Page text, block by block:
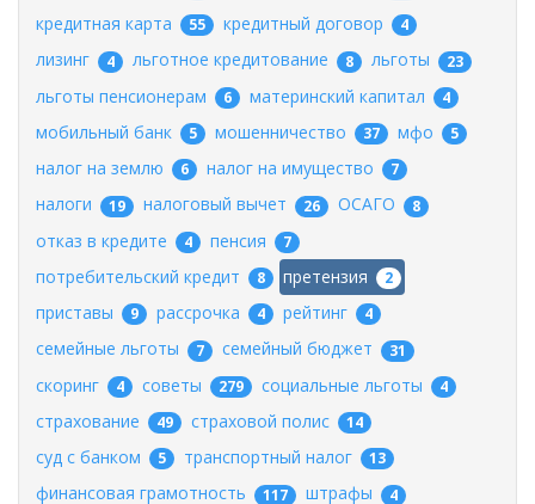
кредитная карта 55 кредитный договор 4
лизинг 4 льготное кредитование 8 льготы 23
льготы пенсионерам 6 материнский капитал 4
мобильный банк 5 мошенничество 37 мфо 5
налог на землю 6 налог на имущество 7
налоги 19 налоговый вычет 26 ОСАГО 8
отказ в кредите 4 пенсия 7
потребительский кредит 8 претензия 2
приставы 9 рассрочка 4 рейтинг 4
семейные льготы 7 семейный бюджет 31
скоринг 4 советы 279 социальные льготы 4
страхование 49 страховой полис 14
суд с банком 5 транспортный налог 13
финансовая грамотность 117 штрафы 4